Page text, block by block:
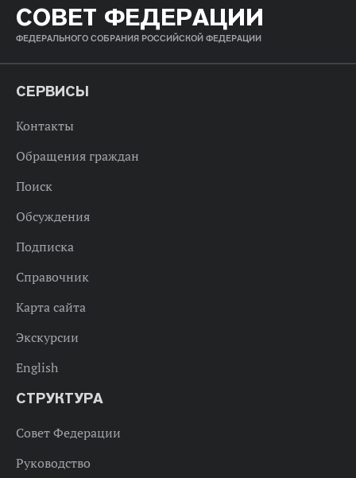
СОВЕТ ФЕДЕРАЦИИ
ФЕДЕРАЛЬНОГО СОБРАНИЯ РОССИЙСКОЙ ФЕДЕРАЦИИ
СЕРВИСЫ
Контакты
Обращения граждан
Поиск
Обсуждения
Подписка
Справочник
Карта сайта
Экскурсии
English
СТРУКТУРА
Совет Федерации
Руководство